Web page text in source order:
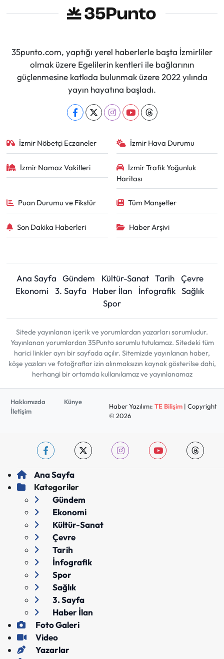
35punto.com, yaptığı yerel haberlerle başta İzmirliler
olmak üzere Egelilerin kentleri ile bağlarının
güçlenmesine katkıda bulunmak üzere 2022 yılında
yayın hayatına başladı.
İzmir Nöbetçi Eczaneler İzmir Hava Durumu
İzmir Namaz Vakitleri
İzmir Trafik Yoğunluk
Haritası
Puan Durumu ve Fikstür Tüm Manşetler
Son Dakika Haberleri Haber Arşivi
Ana Sayfa Gündem Kültür-Sanat Tarih
Çevre
Ekonomi
3. Sayfa Haber İlan İnfografik Sağlık
Spor
Sitede yayınlanan içerik ve yorumlardan yazarları sorumludur.
Yayınlanan yorumlardan 35Punto sorumlu tutulamaz. Sitedeki tüm
harici linkler ayrı bir sayfada açılır. Sitemizde yayınlanan haber,
köşe yazıları ve fotoğraflar izin alınmaksızın kaynak gösterilse dahi,
herhangi bir ortamda kullanılamaz ve yayınlanamaz
Hakkımızda
Künye
İletişim
Haber Yazılımı: TE Bilişim| Copyright
© 2026
Ana Sayfa
Kategoriler
Gündem
Ekonomi
Kültür-Sanat
Çevre
Tarih
İnfografik
Spor
Sağlık
3. Sayfa
Haber İlan
Foto Galeri
Video
Yazarlar